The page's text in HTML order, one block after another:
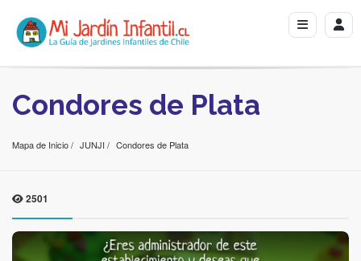
Condores de Plata
Mapa de Inicio JUNJI Condores de Plata
2501